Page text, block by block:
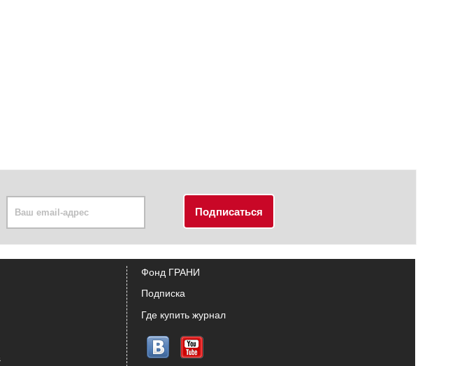
Фонд ГРАНИ
Подписка
Где купить журнал